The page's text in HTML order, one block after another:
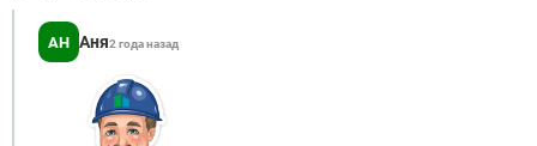
АН Аня2 года назад